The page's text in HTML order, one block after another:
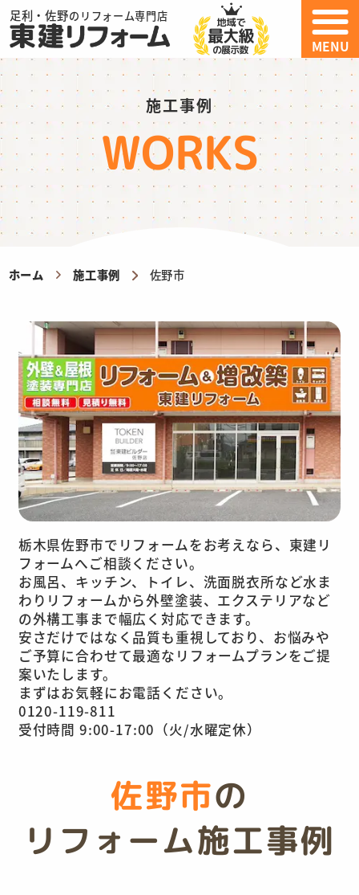
足利・佐野のリフォーム専門店
MENU
施工事例
WORKS
ホーム 施工事例 佐野市
栃木県佐野市でリフォームをお考えなら、東建リ
フォームへご相談ください。
お風呂、キッチン、トイレ、洗面脱衣所など水ま
わりリフォームから外壁塗装、エクステリアなど
の外構工事まで幅広く対応できます。
安さだけではなく品質も重視しており、お悩みや
ご予算に合わせて最適なリフォームプランをご提
案いたします。
まずはお気軽にお電話ください。
0120-119-811
受付時間 9:00-17:00（火/水曜定休）
佐野市の
リフォーム施工事例